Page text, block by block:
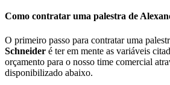
Como contratar uma palestra de
O primeiro passo para contratar uma
Schneider é ter em mente as variáveis
orçamento para o nosso time comercial
disponibilizado abaixo.